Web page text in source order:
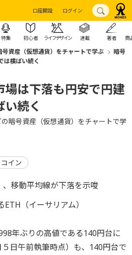
口座開設 ログイン
特集 初心者 ライフデザイン 連載 著者 商
号資産（仮想通貨）をチャートで学ぶ
暗号
は横ばい続く
場は下落も円安で円建
い続く
暗号資産（仮想通貨）をチャートで学
イン
移動平均線が下落を示唆
（イーサリアム）
年ぶりの高値である140円台に
日午前執筆時点）も、140円台で